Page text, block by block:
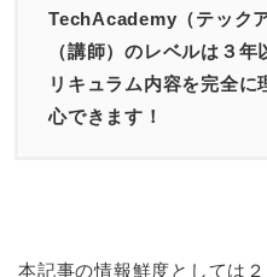
TechAcademy（テック
（講師）のレベルは３
リキュラム内容を完全
心できます！
本記事の情報鮮度としては